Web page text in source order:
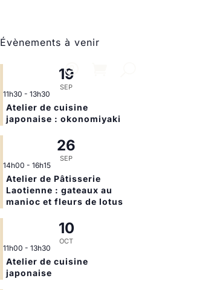
Évènements à venir
19
SEP
11h30 - 13h30
Atelier de cuisine
japonaise : okonomiyaki
26
SEP
14h00 - 16h15
Atelier de Pâtisserie
Laotienne : gateaux au
manioc et fleurs de lotus
10
OCT
11h00 - 13h30
Atelier de cuisine
japonaise